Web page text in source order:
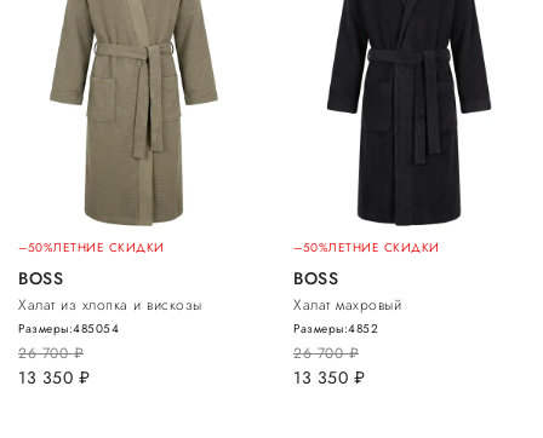
–50%ЛЕТНИЕ СКИДКИ
BOSS
Халат из хлопка и вискозы
26 700руб.
13 350 руб.
Размеры:485054
–50%ЛЕТНИЕ СКИДКИ
BOSS
Халат махровый
26 700руб.
13 350 руб.
Размеры:4852